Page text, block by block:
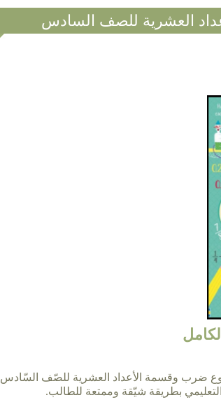
العشرية للصف السادس
ضرب وقسمة الأعداد العشرية للصّف السّادس
بطريقة شيّقة وممتعة للطالب.